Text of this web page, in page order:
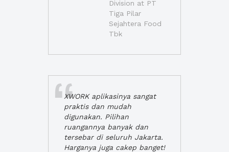
Division at PT
Tiga Pilar
Sejahtera Food
Tbk
XWORK aplikasinya sangat
praktis dan mudah
digunakan. Pilihan
ruangannya banyak dan
tersebar di seluruh Jakarta.
Harganya juga cakep banget!